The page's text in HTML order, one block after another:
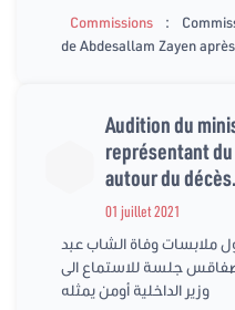
Commissions :
de Abdesallam Zayen
Audition du
représentant
autour du
01 juillet 2021
ملابسات وفاة الشاب عبد
صفاقس جلسة للاستماع الى
وزير الداخلية أومن يمثله